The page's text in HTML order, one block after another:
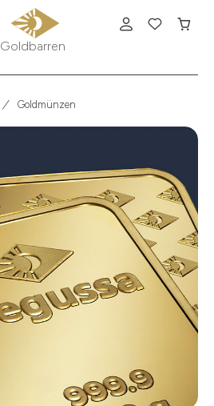
Krügerrand
Goldmünzen